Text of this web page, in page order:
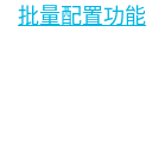
批量配置功能